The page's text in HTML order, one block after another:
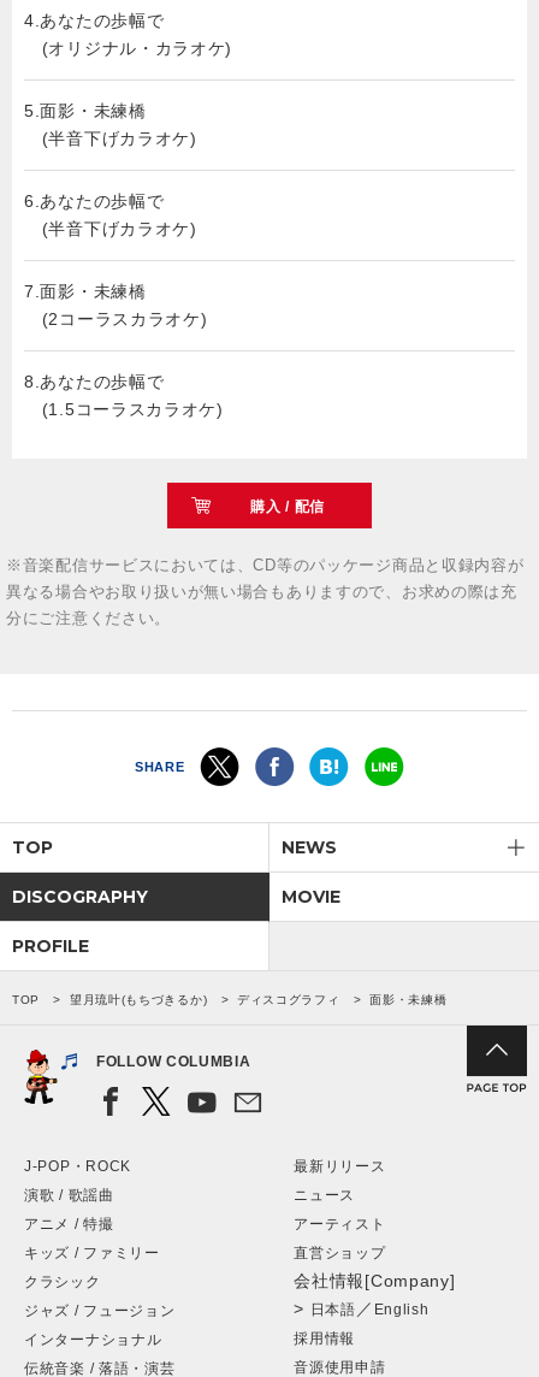
4.あなたの歩幅で
(オリジナル・カラオケ)
5.面影・未練橋
(半音下げカラオケ)
6.あなたの歩幅で
(半音下げカラオケ)
7.面影・未練橋
(2コーラスカラオケ)
8.あなたの歩幅で
(1.5コーラスカラオケ)
購入 / 配信
※音楽配信サービスにおいては、CD等のパッケージ商品と収録内容が
異なる場合やお取り扱いが無い場合もありますので、お求めの際は充
分にご注意ください。
SHARE
TOP NEWS
DISCOGRAPHY MOVIE
PROFILE
TOP 望月琉叶(もちづきるか) ディスコグラフィ 面影・未練橋
FOLLOW COLUMBIA
J-POP・ROCK
演歌 / 歌謡曲
アニメ / 特撮
キッズ / ファミリー
クラシック
ジャズ / フュージョン
インターナショナル
伝統音楽 / 落語・演芸
最新リリース
ニュース
アーティスト
直営ショップ
会社情報[Company]
> 日本語 ／ English
採用情報
音源使用申請